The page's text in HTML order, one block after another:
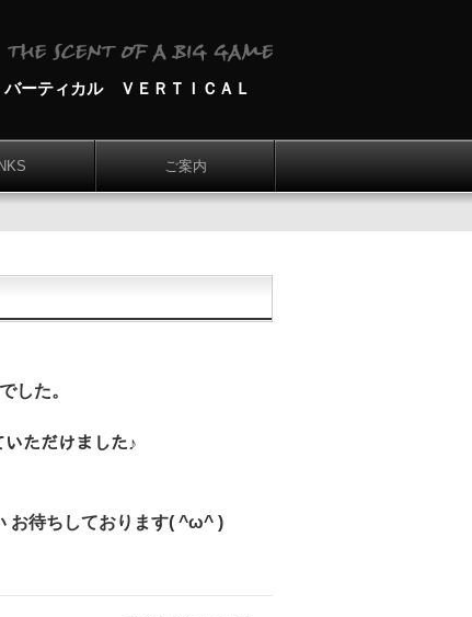
ティカル ＶＥＲＴＩＣＡＬ
ご案内
した。
いただけました♪
お待ちしております( ^ω^ )